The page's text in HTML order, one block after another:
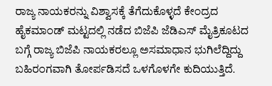
ರಾಜ್ಯ ನಾಯಕರನ್ನು ವಿಶ್ವಾಸಕ್ಕೆ ತೆಗೆದುಕೊಳ್ಳದೆ ಕೇಂದ್ರದ
ಹೈಕಮಾಂಡ್ ಮಟ್ಟದಲ್ಲಿ ನಡೆದ ಬಿಜೆಪಿ ಜೆಡಿಎಸ್ ಮೈತ್ರಿಕೂಟದ
ಬಗ್ಗೆ ರಾಜ್ಯ ಬಿಜೆಪಿ ನಾಯಕರಲ್ಲೂ ಅಸಮಾಧಾನ ಭುಗಿಲೆದ್ದಿದ್ದು
ಬಹಿರಂಗವಾಗಿ ತೋರ್ಪಡಿಸದೆ ಒಳಗೊಳಗೇ ಕುದಿಯುತ್ತಿದೆ‌.